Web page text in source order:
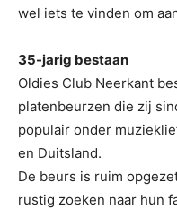
wel iets te vinden om
35-jarig bestaan
Oldies Club Neerkant
platenbeurzen die zij
populair onder
en Duitsland.
De beurs is ruim
rustig zoeken naar hun